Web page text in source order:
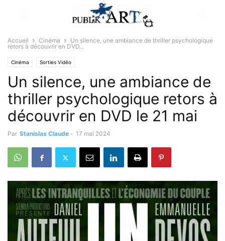
Accueil Cinéma
Un silence, une ambiance de thriller psychologique
retors à découvrir en DVD...
Cinéma Sorties Vidéo
Un silence, une ambiance de
thriller psychologique retors à
découvrir en DVD le 21 mai
Par Stanislas Claude - 17 mai 2024